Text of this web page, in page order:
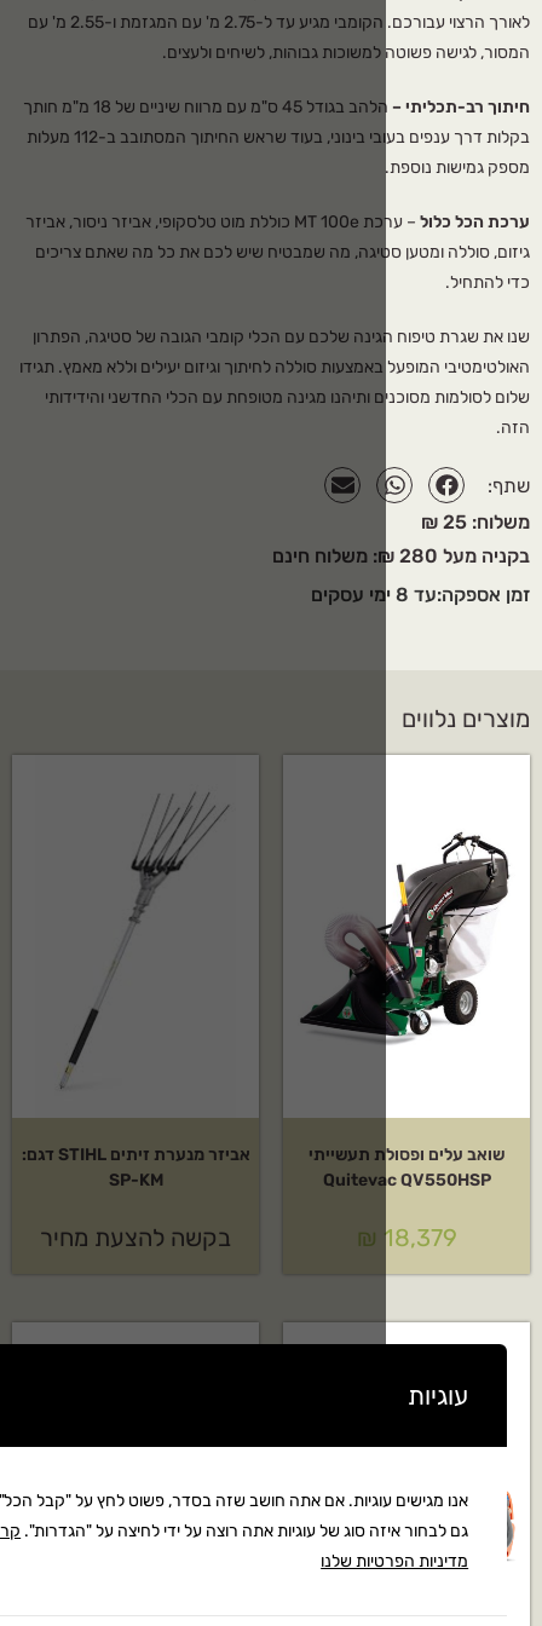
לאורך הרצוי עבורכם. הקומבי מגיע עד ל-2.75 מ' עם המגזמת ו-2.55 מ' עם
גבוהות, לשיחים ולעצים.
הלהב בגודל 45 ס"מ עם מרווח שיניים של 18 מ"מ חותך
בקלות דרך ענפים בעובי בינוני, בעוד שראש החיתוך המסתובב ב-112 מעלות
– ערכת MT 100e כוללת מוט טלסקופי, אביזר ניסור, אביזר
מה שמבטיח שיש לכם את כל מה שאתם צריכים
שלכם עם הכלי קומבי הגובה של סטיגה, הפתרון
סוללה לחיתוך וגיזום יעילים וללא מאמץ. תגידו
ותיהנו מגינה מטופחת עם הכלי החדשני והידידותי
תעשייתי
אביזר מנערת זיתים STIHL דגם:
בקשה להצעת מחיר
אם אתה חושב שזה בסדר, פשוט לחץ על "קבל הכל". אתה יכול
סוג של עוגיות אתה רוצה על ידי לחיצה על "הגדרות".קרא את
שלנו